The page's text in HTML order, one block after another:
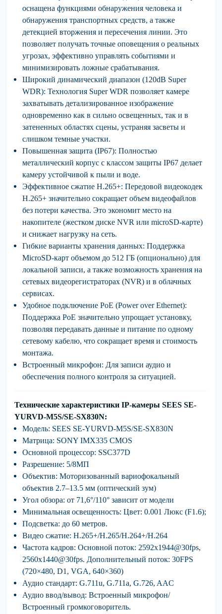
оснащена функциями обнаружения человека и
обнаружения транспортных средств, а также
детекцией вторжения и пересечения линии. Это
позволяет получать точные оповещения о реальных
угрозах, эффективно управлять событиями и
минимизировать ложные срабатывания.
Широкий динамический диапазон (120dB Super
WDR): Технология Super WDR позволяет камере
захватывать детализированное изображение
одновременно как в сильно освещенных, так и в
затененных областях сцены, устраняя засветы и
слишком темные участки.
Повышенная защита (IP67): Полностью
металлический корпус с классом защиты IP67 делает
камеру устойчивой к пыли и воде.
Эффективное сжатие H.265+: Передовой видеокодек
H.265+ значительно сокращает объем видеофайлов
без потери качества. Это экономит место на
накопителе (жестком диске NVR или microSD-карте)
и снижает нагрузку на сеть.
Гибкие варианты хранения данных: Поддержка
MicroSD-карт объемом до 512 ГБ (опционально) для
локальной записи, а также возможность хранения на
сетевых видеорегистраторах (NVR) и в облачных
сервисах.
Удобное подключение PoE (Power over Ethernet):
Поддержка PoE значительно упрощает установку,
позволяя передавать данные и питание по одному
сетевому кабелю, что сокращает время и стоимость
монтажа.
Встроенный микрофон: Для записи аудио и
обеспечения полного контроля за ситуацией.
Технические характеристики IP-камеры SEES SE-
YURVD-M5S/SE-SX830N:
Модель: SEES SE-YURVD-M5S/SE-SX830N
Матрица: SONY IMX335 CMOS
Основной процессор: SSC377D
Разрешение: 5/8МП
Объектив: Моторизованный вариофокальный
объектив 2.7–13.5 мм (оптический зум)
Угол обзора: от 71,6°/110° зависит от модели
Минимальная освещенность: Цвет: 0.001 Люкс (F1.6);
Подсветка: до 60 метров.
Видео сжатие: H.265+/H.265/H.264+/H.264
Частота кадров: Основной поток: 2592x1944@30fps,
2560x1440@30fps. Дополнительный поток: 30FPS
(720×480, D1, VGA, 640×360)
Аудио стандарт: G.711u, G.711a, G.726, AAC
Аудио ввод/вывод: Встроенный микрофон/
Встроенный громкоговоритель.